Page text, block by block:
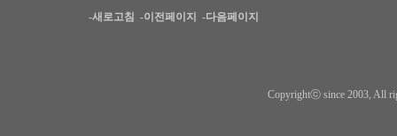
-새로고침 -이전페이지 -다음페이지
Copyrightⓒ since 2003, All